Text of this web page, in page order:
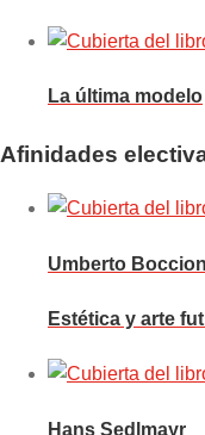
La última modelo
Afinidades
Umberto
Estética y arte
Hans Sedlmayr